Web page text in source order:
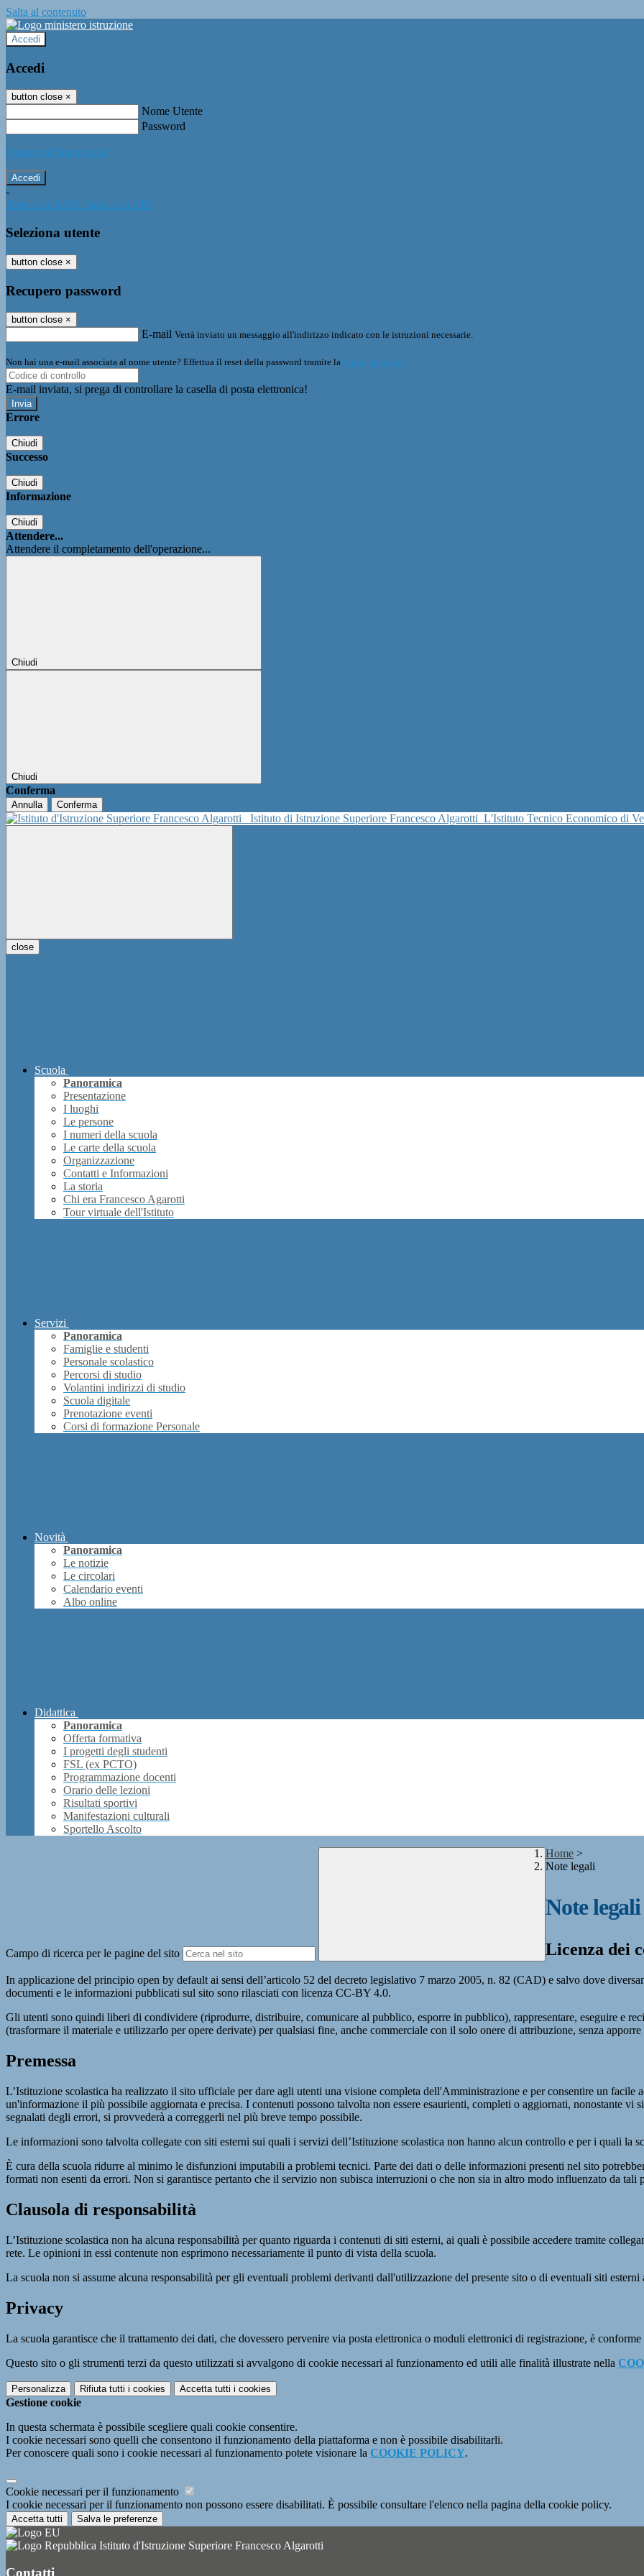
Salta al contenuto
Accedi
Accedi
button close ×
Nome Utente
Password
Password dimenticata?
-
Entra con SPID Entra con CIE
Seleziona utente
button close ×
Recupero password
button close ×
E-mail Verrà inviato un messaggio all'indirizzo indicato con le istruzioni necessarie.
Non hai una e-mail associata al nome utente? Effettua il reset della password tramite la Login Spaggiari
E-mail inviata, si prega di controllare la casella di posta elettronica!
Errore
Chiudi
Successo
Chiudi
Informazione
Chiudi
Attendere...
Attendere il completamento dell'operazione...
Chiudi
Chiudi
Conferma
Annulla Conferma
Istituto di Istruzione Superiore Francesco Algarotti L'Istituto Tecnico Economico di
close
Scuola
Panoramica
Presentazione
I luoghi
Le persone
I numeri della scuola
Le carte della scuola
Organizzazione
Contatti e Informazioni
La storia
Chi era Francesco Agarotti
Tour virtuale dell'Istituto
Servizi
Panoramica
Famiglie e studenti
Personale scolastico
Percorsi di studio
Volantini indirizzi di studio
Scuola digitale
Prenotazione eventi
Corsi di formazione Personale
Novità
Panoramica
Le notizie
Le circolari
Calendario eventi
Albo online
Didattica
Panoramica
Offerta formativa
I progetti degli studenti
FSL (ex PCTO)
Programmazione docenti
Orario delle lezioni
Risultati sportivi
Manifestazioni culturali
Sportello Ascolto
Campo di ricerca per le pagine del sito
Home >
Note legali
Note legali
Licenza dei
In applicazione del principio open by default ai sensi dell’articolo 52 del decreto legislativo 7 marzo 2005, n. 82 (CAD) e salvo dove
documenti e le informazioni pubblicati sul sito sono rilasciati con licenza CC-BY 4.0.
Gli utenti sono quindi liberi di condividere (riprodurre, distribuire, comunicare al pubblico, esporre in pubblico), rappresentare, eseguire e
(trasformare il materiale e utilizzarlo per opere derivate) per qualsiasi fine, anche commerciale con il solo onere di attribuzione, senza
Premessa
L’Istituzione scolastica ha realizzato il sito ufficiale per dare agli utenti una visione completa dell'Amministrazione e per consentire un
un'informazione il più possibile aggiornata e precisa. I contenuti possono talvolta non essere esaurienti, completi o aggiornati, nonostante vi
segnalati degli errori, si provvederà a correggerli nel più breve tempo possibile.
Le informazioni sono talvolta collegate con siti esterni sui quali i servizi dell’Istituzione scolastica non hanno alcun controllo e per i quali la
È cura della scuola ridurre al minimo le disfunzioni imputabili a problemi tecnici. Parte dei dati o delle informazioni presenti nel sito
formati non esenti da errori. Non si garantisce pertanto che il servizio non subisca interruzioni o che non sia in altro modo influenzato da tali
Clausola di responsabilità
L’Istituzione scolastica non ha alcuna responsabilità per quanto riguarda i contenuti di siti esterni, ai quali è possibile accedere tramite
rete. Le opinioni in essi contenute non esprimono necessariamente il punto di vista della scuola.
La scuola non si assume alcuna responsabilità per gli eventuali problemi derivanti dall'utilizzazione del presente sito o di eventuali siti esterni
Privacy
La scuola garantisce che il trattamento dei dati, che dovessero pervenire via posta elettronica o moduli elettronici di registrazione, è
Questo sito o gli strumenti terzi da questo utilizzati si avvalgono di cookie necessari al funzionamento ed utili alle finalità illustrate nella
Personalizza Rifiuta tutti i cookies Accetta tutti i cookies
Gestione cookie
In questa schermata è possibile scegliere quali cookie consentire.
I cookie necessari sono quelli che consentono il funzionamento della piattaforma e non è possibile disabilitarli.
Per conoscere quali sono i cookie necessari al funzionamento potete visionare la COOKIE POLICY.
Cookie necessari per il funzionamento
I cookie necessari per il funzionamento non possono essere disabilitati. È possibile consultare l'elenco nella pagina della cookie policy.
Accetta tutti Salva le preferenze
Istituto d'Istruzione Superiore Francesco Algarotti